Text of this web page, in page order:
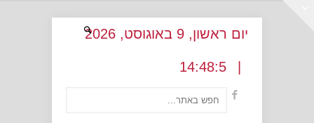
יום ראשון, 9 באוגוסט, 2026
:48:5